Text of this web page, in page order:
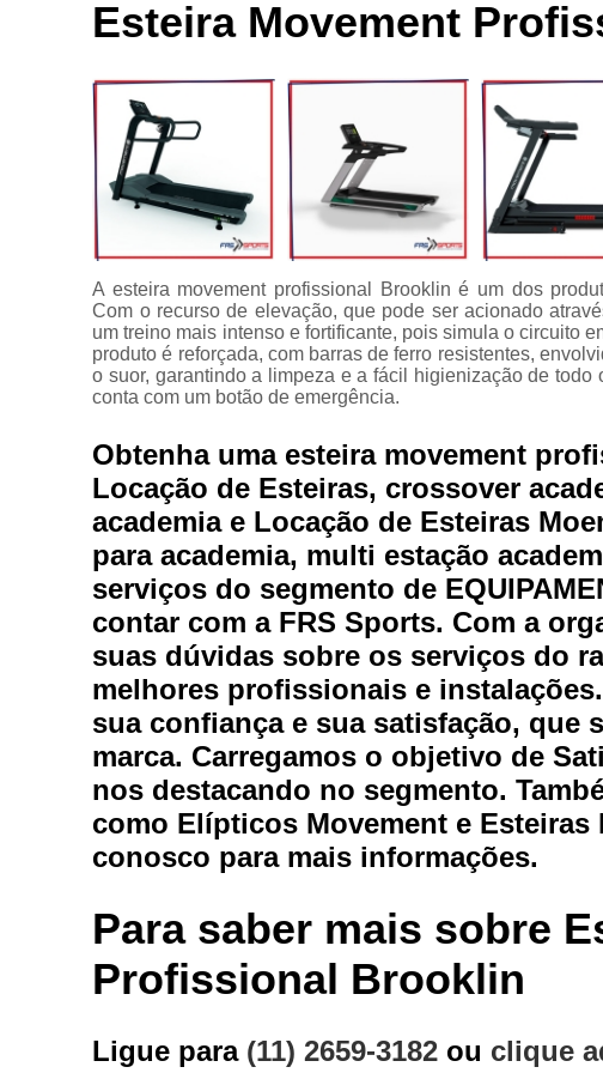
Locação de
aparelhos
equipamentos
academia
para
equipamentos
de academia
Multi estação
Venda de
equipamentos
para
academia
Bicicleta
Aparelho
Equipamentos
Esteira
Esteira
Locação de
Locação de
Esteira Movement
A esteira movement profissional Brooklin é um dos
Com o recurso de elevação, que pode ser acionado
um treino mais intenso e fortificante, pois simula o circuito
produto é reforçada, com barras de ferro resistentes,
o suor, garantindo a limpeza e a fácil higienização de
conta com um botão de emergência.
Obtenha uma esteira movement
Locação de Esteiras, crossover
academia e Locação de Esteiras
para academia, multi estação
serviços do segmento de
contar com a FRS Sports. Com a
suas dúvidas sobre os serviços do
melhores profissionais e
sua confiança e sua satisfação, que
marca. Carregamos o objetivo de
nos destacando no segmento.
como Elípticos Movement e Esteiras
conosco para mais informações.
Para saber mais sobre
Profissional Brooklin
Ligue para (11) 2659-3182 ou clique